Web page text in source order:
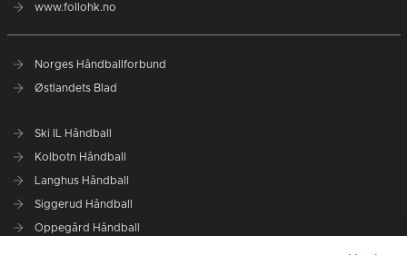
www.follohk.no
Norges Håndballforbund
Østlandets Blad
Ski IL Håndball
Kolbotn Håndball
Langhus Håndball
Siggerud Håndball
Oppegård Håndball